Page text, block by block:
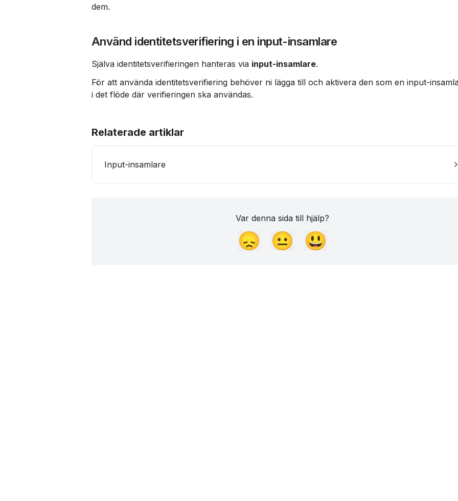
dem.
Använd identitetsverifiering i en input-insamlare
Själva identitetsverifieringen hanteras via input-insamlare.
För att använda identitetsverifiering behöver ni lägga till och aktivera den som en input-
i det flöde där verifieringen ska användas.
Relaterade artiklar
Input-insamlare
Var denna sida till hjälp?
😞 😐 😃